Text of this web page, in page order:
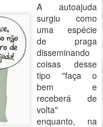
A autoajuda
surgiu como
uma espécie
de praga
disseminando
coisas desse
tipo "faça o
bem e
receberá de
volta"
enquanto, na